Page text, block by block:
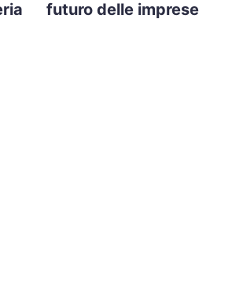
futuro delle imprese